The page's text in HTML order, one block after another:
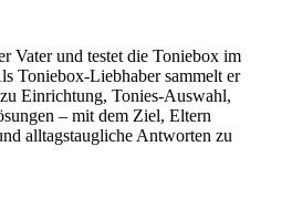
Vater und testet die Toniebox im
Toniebox-Liebhaber sammelt er
Einrichtung, Tonies-Auswahl,
– mit dem Ziel, Eltern
alltagstaugliche Antworten zu